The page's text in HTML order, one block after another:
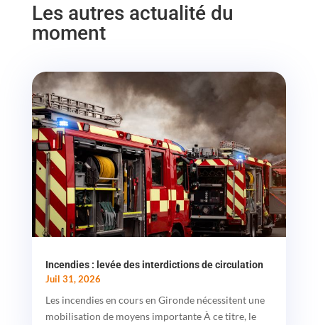
Les autres actualité du
moment
Incendies : levée des interdictions de circulation
Juil 31, 2026
Les incendies en cours en Gironde nécessitent une
mobilisation de moyens importante À ce titre, le